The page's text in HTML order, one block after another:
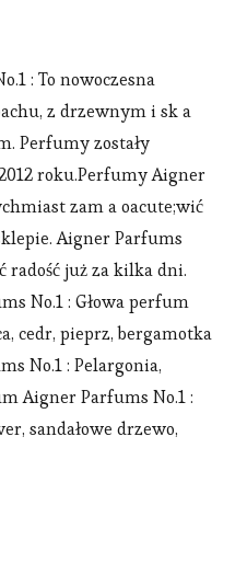
: To nowoczesna
z drzewnym i sk a
Perfumy zostały
roku.Perfumy Aigner
zam a oacute;wić
Aigner Parfums
radość już za kilka dni.
No.1 : Głowa perfum
cedr, pieprz, bergamotka
No.1 : Pelargonia,
Aigner Parfums No.1 :
sandałowe drzewo,